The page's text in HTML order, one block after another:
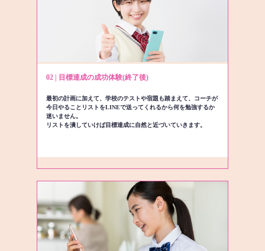
02 | 目標達成の成功体験(終了後)
最初の計画に加えて、学校のテストや宿題も踏まえて、コーチが
今日やることリストをLINEで送ってくれるから何を勉強するか
迷いません。
リストを潰していけば目標達成に自然と近づいていきます。